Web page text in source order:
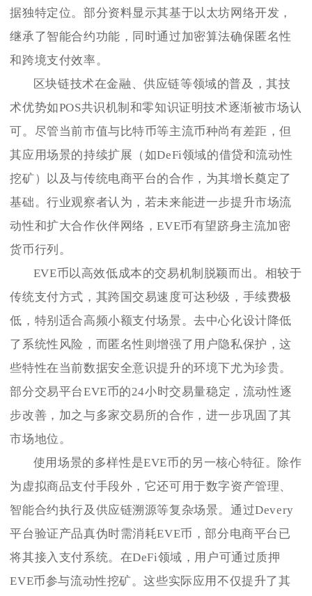
据独特定位。部分资料显示其基于以太坊网络开发，
继承了智能合约功能，同时通过加密算法确保匿名性
和跨境支付效率。
区块链技术在金融、供应链等领域的普及，其技
术优势如POS共识机制和零知识证明技术逐渐被市场认
可。尽管当前市值与比特币等主流币种尚有差距，但
其应用场景的持续扩展（如DeFi领域的借贷和流动性
挖矿）以及与传统电商平台的合作，为其增长奠定了
基础。行业观察者认为，若未来能进一步提升市场流
动性和扩大合作伙伴网络，EVE币有望跻身主流加密
货币行列。
EVE币以高效低成本的交易机制脱颖而出。相较于
传统支付方式，其跨国交易速度可达秒级，手续费极
低，特别适合高频小额支付场景。去中心化设计降低
了系统性风险，而匿名性则增强了用户隐私保护，这
些特性在当前数据安全意识提升的环境下尤为珍贵。
部分交易平台EVE币的24小时交易量稳定，流动性逐
步改善，加之与多家交易所的合作，进一步巩固了其
市场地位。
使用场景的多样性是EVE币的另一核心特征。除作
为虚拟商品支付手段外，它还可用于数字资产管理、
智能合约执行及供应链溯源等复杂场景。通过Devery
平台验证产品真伪时需消耗EVE币，部分电商平台已
将其接入支付系统。在DeFi领域，用户可通过质押
EVE币参与流动性挖矿。这些实际应用不仅提升了其